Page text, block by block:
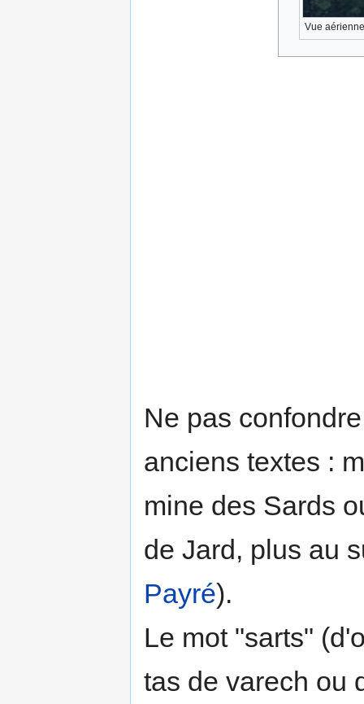
Vue
Ne pas
anciens textes :
mine des Sards
de Jard, plus au
Payré).
Le mot "sarts"
tas de varech ou